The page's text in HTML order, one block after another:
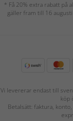
* Få 20% extra rabatt på
gäller fram till 16
Vi levererar endast till
köp
Betalsätt: faktura,